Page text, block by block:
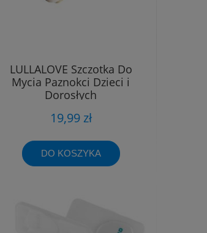
LULLALOVE Szczotka Do
Mycia Paznokci Dzieci i
Dorosłych
19,99 zł
DO KOSZYKA